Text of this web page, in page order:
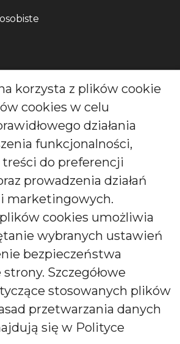
55-200 Bystrzyca, Polska
pod numer:
świec i dyfuzorów Bartek
korzysta z plików cookie
cookies w celu
działania
funkcjonalności,
do preferencji
prowadzenia działań
marketingowych.
cookies umożliwia
wybranych ustawień
bezpieczeństwa
Szczegółowe
stosowanych plików
przetwarzania danych
się w Polityce